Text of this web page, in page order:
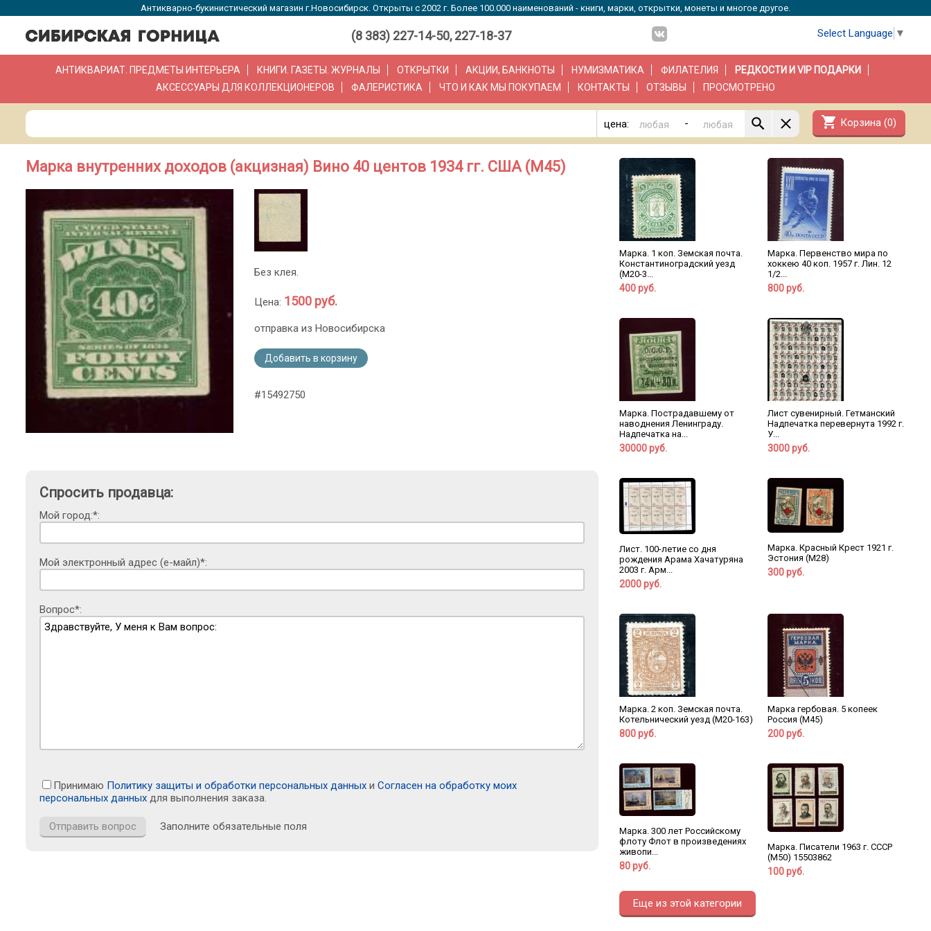
Антикварно-букинистический магазин г.Новосибирск. Открыты с 2002 г. Более 100.000 наименований - книги, марки, открытки, монеты и многое другое.
(8 383) 227-14-50, 227-18-37 Select Language ▼
АНТИКВАРИАТ. ПРЕДМЕТЫ ИНТЕРЬЕРА КНИГИ. ГАЗЕТЫ. ЖУРНАЛЫ ОТКРЫТКИ АКЦИИ, БАНКНОТЫ НУМИЗМАТИКА ФИЛАТЕЛИЯ
РЕДКОСТИ И VIP ПОДАРКИ
АКСЕССУАРЫ ДЛЯ КОЛЛЕКЦИОНЕРОВ
ФАЛЕРИСТИКА ЧТО И КАК МЫ ПОКУПАЕМ КОНТАКТЫ ОТЗЫВЫ ПРОСМОТРЕНО
цена: - shopping_cart Корзина (0)
Марка внутренних доходов (акцизная) Вино 40 центов 1934 гг. США (М45)
Без клея.
Цена: 1500 руб.
отправка из Новосибирска
Добавить в корзину
#15492750
Спросить продавца:
Мой город:*:
Мой электронный адрес (е-майл)*:
Вопрос*:
Принимаю Политику защиты и обработки персональных данных и Согласен на обработку моих
персональных данных для выполнения заказа.
Заполните обязательные поля
Марка. 1 коп. Земская почта.
Константиноградский уезд
(М20-3...
400 руб.
Марка. Первенство мира по
хоккею 40 коп. 1957 г. Лин. 12
1/2...
800 руб.
Марка. Пострадавшему от
наводнения Ленинграду.
Надпечатка на...
30000 руб.
Лист сувенирный. Гетманский
Надпечатка перевернута 1992 г.
У...
3000 руб.
Лист. 100-летие со дня
рождения Арама Хачатуряна
2003 г. Арм...
2000 руб.
Марка. Красный Крест 1921 г.
Эстония (М28)
300 руб.
Марка. 2 коп. Земская почта.
Котельнический уезд (М20-163)
800 руб.
Марка гербовая. 5 копеек
Россия (М45)
200 руб.
Марка. 300 лет Российскому
флоту Флот в произведениях
живопи...
80 руб.
Марка. Писатели 1963 г. СССР
(М50) 15503862
100 руб.
Еще из этой категории